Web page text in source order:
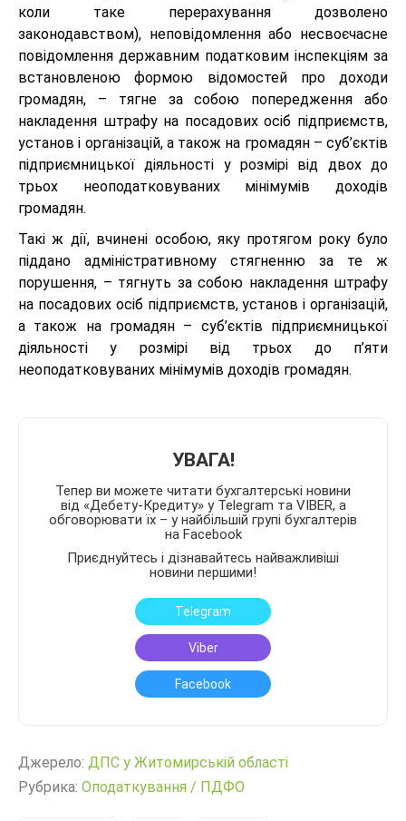
коли таке перерахування дозволено
законодавством), неповідомлення або несвоєчасне
повідомлення державним податковим інспекціям за
встановленою формою відомостей про доходи
громадян, – тягне за собою попередження або
накладення штрафу на посадових осіб підприємств,
установ і організацій, а також на громадян – суб’єктів
підприємницької діяльності у розмірі від двох до
трьох неоподатковуваних мінімумів доходів
громадян.
Такі ж дії, вчинені особою, яку протягом року було
піддано адміністративному стягненню за те ж
порушення, – тягнуть за собою накладення штрафу
на посадових осіб підприємств, установ і організацій,
а також на громадян – суб’єктів підприємницької
діяльності у розмірі від трьох до п’яти
неоподатковуваних мінімумів доходів громадян.
УВАГА!
Тепер ви можете читати бухгалтерські новини
від «Дебету-Кредиту» у Telegram та VIBER, а
обговорювати їх – у найбільшій групі бухгалтерів
на Facebook
Приєднуйтесь і дізнавайтесь найважливіші
новини першими!
Telegram
Viber
Facebook
Джерело: ДПС у Житомирській області
Рубрика: Оподаткування / ПДФО